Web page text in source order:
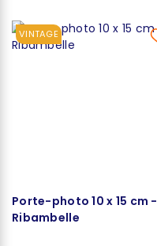
VINTAGE
Porte-photo 10 x 15 cm -
Ribambelle